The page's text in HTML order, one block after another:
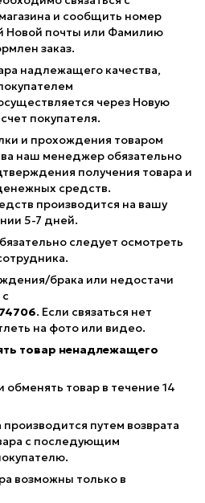
и сообщить номер
Новой почты или Фамилию
заказ.
надлежащего качества,
через Новую
покупателя.
и прохождения товаром
наш менеджер обязательно
получения товара и
средств.
производится на вашу
5-7 дней.
следует осмотреть
брака или недостачи
. Если связаться нет
на фото или видео.
товар ненадлежащего
обменять товар в течение 14
путем возврата
с последующим
возможны только в